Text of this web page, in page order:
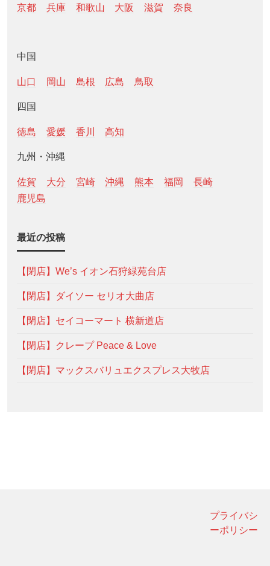
京都 兵庫 和歌山 大阪 滋賀 奈良
中国
山口 岡山 島根 広島 鳥取
四国
徳島 愛媛 香川 高知
九州・沖縄
佐賀 大分 宮崎 沖縄 熊本 福岡
長崎
鹿児島
最近の投稿
【閉店】We’s イオン石狩緑苑台店
【閉店】ダイソー セリオ大曲店
【閉店】セイコーマート 横新道店
【閉店】クレープ Peace & Love
【閉店】マックスバリュエクスプレス大牧店
プライバシ
ーポリシー